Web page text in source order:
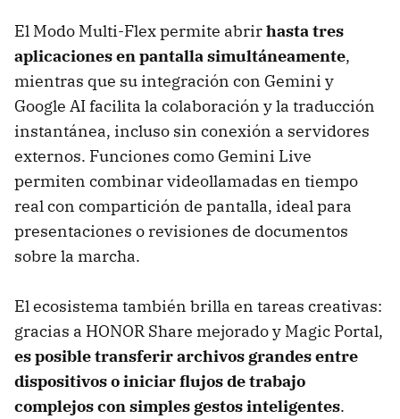
El Modo Multi-Flex permite abrirhasta tres
aplicaciones en pantalla simultáneamente,
mientras que su integración con Gemini y
Google AI facilita la colaboración y la traducción
instantánea, incluso sin conexión a servidores
externos. Funciones como Gemini Live
permiten combinar videollamadas en tiempo
real con compartición de pantalla, ideal para
presentaciones o revisiones de documentos
sobre la marcha.
El ecosistema también brilla en tareas creativas:
gracias a HONOR Share mejorado y Magic Portal,
es posible transferir archivos grandes entre
dispositivos o iniciar flujos de trabajo
complejos con simples gestos inteligentes.